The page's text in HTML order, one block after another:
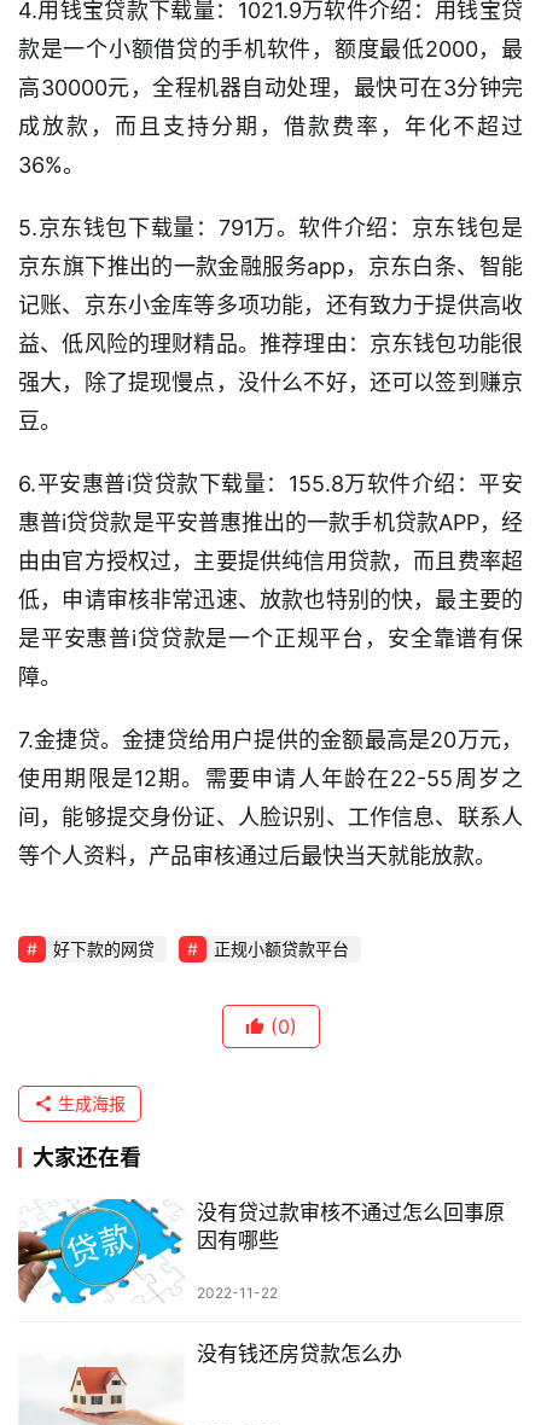
首
页
口
子
信
信
用
卡
期
收
贷
款
攻
略
4.用钱宝贷款下载量：1021.9万软件介绍：用钱宝贷
款是一个小额借贷的手机软件，额度最低2000，最
高30000元，全程机器自动处理，最快可在3分钟完
成放款，而且支持分期，借款费率，年化不超过
36%。
5.京东钱包下载量：791万。软件介绍：京东钱包是
京东旗下推出的一款金融服务app，京东白条、智能
记账、京东小金库等多项功能，还有致力于提供高收
益、低风险的理财精品。推荐理由：京东钱包功能很
强大，除了提现慢点，没什么不好，还可以签到赚京
豆。
6.平安惠普i贷贷款下载量：155.8万软件介绍：平安
惠普i贷贷款是平安普惠推出的一款手机贷款APP，经
由由官方授权过，主要提供纯信用贷款，而且费率超
低，申请审核非常迅速、放款也特别的快，最主要的
是平安惠普i贷贷款是一个正规平台，安全靠谱有保
障。
7.金捷贷。金捷贷给用户提供的金额最高是20万元，
使用期限是12期。需要申请人年龄在22-55周岁之
间，能够提交身份证、人脸识别、工作信息、联系人
等个人资料，产品审核通过后最快当天就能放款。
好下款的网贷 正规小额贷款平台
(0)
生成海报
大家还在看
没有贷过款审核不通过怎么回事原
因有哪些
2022-11-22
没有钱还房贷款怎么办